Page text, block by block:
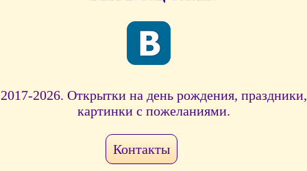
2017-2026. Открытки на день рождения, праздники,
картинки с пожеланиями.
Контакты